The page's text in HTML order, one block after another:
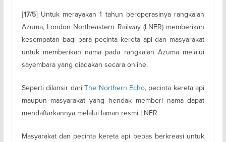
[17/5] Untuk merayakan 1 tahun beroperasinya rangkaian
Azuma, London Northeastern Railway (LNER) memberikan
kesempatan bagi para pecinta kereta api dan masyarakat
untuk memberikan nama pada rangkaian Azuma melalui
sayembara yang diadakan secara online.
Seperti dilansir dariThe Northern Echo, pecinta kereta api
maupun masyarakat yang hendak memberi nama dapat
mendaftarkannya melalui laman resmi LNER.
Masyarakat dan pecinta kereta api bebas berkreasi untuk